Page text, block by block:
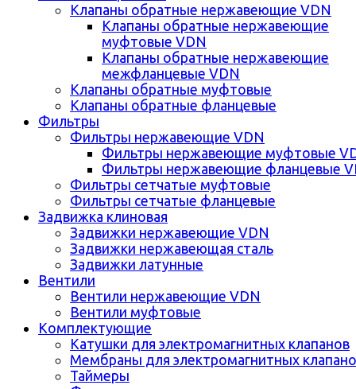
Клапаны обратные нержавеющие VDN
Клапаны обратные нержавеющие
муфтовые VDN
Клапаны обратные нержавеющие
межфланцевые VDN
Клапаны обратные муфтовые
Клапаны обратные фланцевые
Фильтры
Фильтры нержавеющие VDN
Фильтры нержавеющие муфтовые
Фильтры нержавеющие фланцевые
Фильтры сетчатые муфтовые
Фильтры сетчатые фланцевые
Задвижка клиновая
Задвижки нержавеющие VDN
Задвижки нержавеющая сталь
Задвижки латунные
Вентили
Вентили нержавеющие VDN
Вентили муфтовые
Комплектующие
Катушки для электромагнитных клапанов
Мембраны для электромагнитных
Таймеры